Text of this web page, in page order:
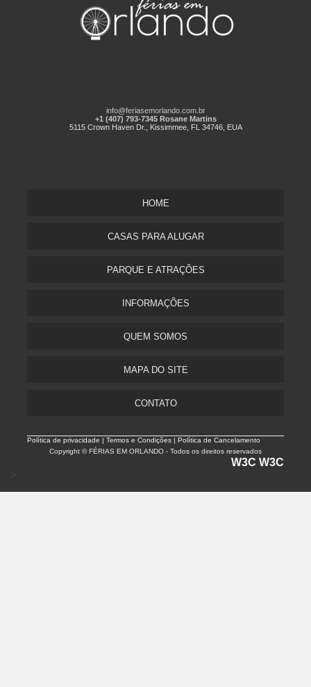
info@feriasemorlando.com.br
+1 (407) 793-7345 Rosane Martins
5115 Crown Haven Dr., Kissimmee, FL 34746, EUA
HOME
CASAS PARA ALUGAR
PARQUE E ATRAÇÕES
INFORMAÇÕES
QUEM SOMOS
MAPA DO SITE
CONTATO
Política de privacidade |Termos e Condições | Política de Cancelamento
Copyright © FÉRIAS EM ORLANDO - Todos os direitos reservados
W3C W3C